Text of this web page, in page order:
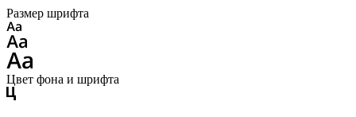
Размер шрифта
Цвет фона и шрифта